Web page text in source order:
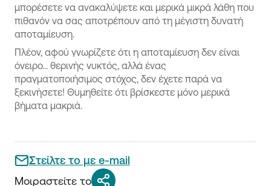
μπορέσετε να ανακαλύψετε και μερικά μικρά λάθη που
πιθανόν να σας αποτρέπουν από τη μέγιστη δυνατή
αποταμίευση.
Πλέον, αφού γνωρίζετε ότι η αποταμίευση δεν είναι
όνειρο... θερινής νυκτός, αλλά ένας
πραγματοποιήσιμος στόχος, δεν έχετε παρά να
ξεκινήσετε! Θυμηθείτε ότι βρίσκεστε μόνο μερικά
βήματα μακριά.
Στείλτε το με e-mail
Μοιραστείτε το